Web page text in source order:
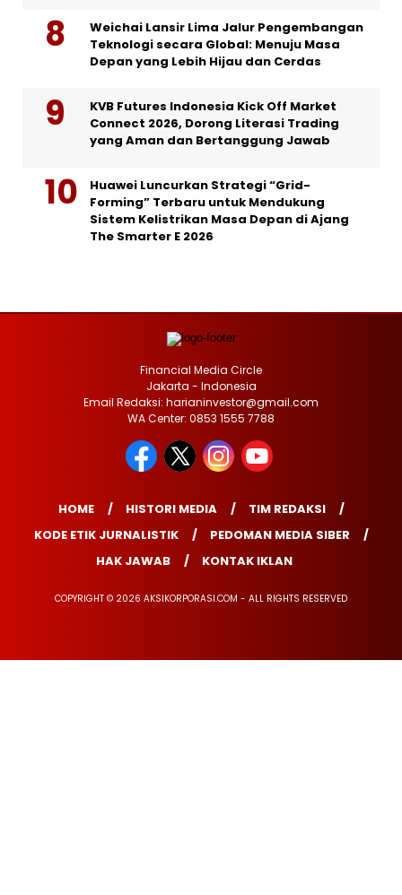
Weichai Lansir Lima Jalur Pengembangan
Teknologi secara Global: Menuju Masa
Depan yang Lebih Hijau dan Cerdas
KVB Futures Indonesia Kick Off Market
Connect 2026, Dorong Literasi Trading
yang Aman dan Bertanggung Jawab
Huawei Luncurkan Strategi “Grid-
Forming” Terbaru untuk Mendukung
Sistem Kelistrikan Masa Depan di Ajang
The Smarter E 2026
Financial Media Circle
Jakarta - Indonesia
Email Redaksi: harianinvestor@gmail.com
WA Center: 0853 1555 7788
HOME HISTORI MEDIA
TIM REDAKSI
KODE ETIK JURNALISTIK
PEDOMAN MEDIA SIBER
HAK JAWAB
KONTAK IKLAN
COPYRIGHT © 2026 AKSIKORPORASI.COM - ALL RIGHTS RESERVED